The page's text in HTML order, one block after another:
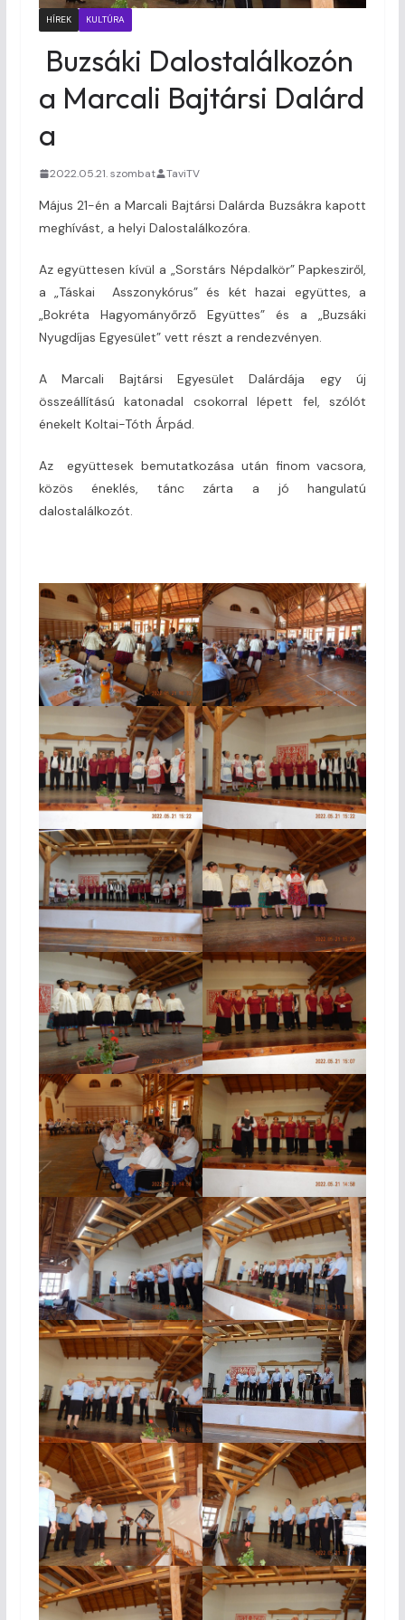
HÍREK KULTÚRA
Buzsáki Dalostalálkozón
a Marcali Bajtársi Dalárd
a
2022.05.21. szombat TaviTV
Május 21-én a Marcali Bajtársi Dalárda Buzsákra kapott
meghívást, a helyi Dalostalálkozóra.
Az együttesen kívül a „Sorstárs Népdalkör” Papkesziről,
a „Táskai Asszonykórus” és két hazai együttes, a
„Bokréta Hagyományőrző Együttes” és a „Buzsáki
Nyugdíjas Egyesület” vett részt a rendezvényen.
A Marcali Bajtársi Egyesület Dalárdája egy új
összeállítású katonadal csokorral lépett fel, szólót
énekelt Koltai-Tóth Árpád.
Az együttesek bemutatkozása után finom vacsora,
közös éneklés, tánc zárta a jó hangulatú
dalostalálkozót.